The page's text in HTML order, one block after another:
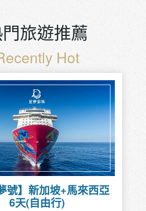
旅遊推薦
Hot
號】新加坡+馬來西亞
6天(自由行)